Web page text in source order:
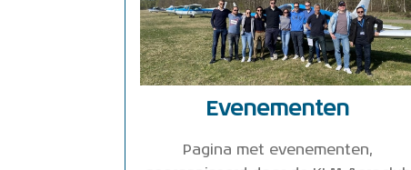
Evenementen
Pagina met evenementen,